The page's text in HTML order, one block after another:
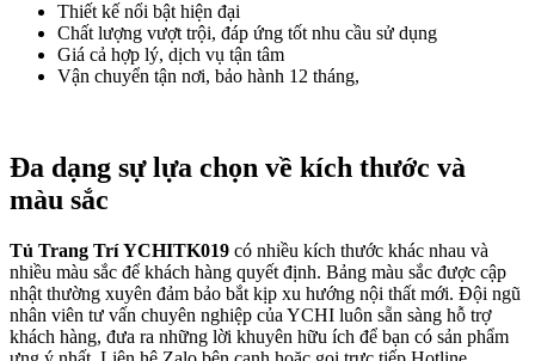
Thiết kế nổi bật hiện đại
Chất lượng vượt trội, đáp ứng tốt nhu cầu sử dụng
Giá cả hợp lý, dịch vụ tận tâm
Vận chuyển tận nơi, bảo hành 12 tháng,
Đa dạng sự lựa chọn về kích thước và
màu sắc
Tủ Trang Trí YCHITK019 có nhiều kích thước khác nhau và
nhiều màu sắc để khách hàng quyết định. Bảng màu sắc được cập
nhật thường xuyên đảm bảo bắt kịp xu hướng nội thất mới. Đội ngũ
nhân viên tư vấn chuyên nghiệp của YCHI luôn sẵn sàng hỗ trợ
khách hàng, đưa ra những lời khuyên hữu ích để bạn có sản phẩm